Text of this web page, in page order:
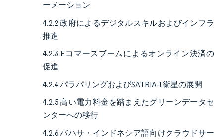
ーメーション
4.2.2 政府によるデジタルスキルおよびインフラ
推進
4.2.3 Eコマースブームによるオンライン決済の
促進
4.2.4 パラパリングおよびSATRIA-1衛星の展開
4.2.5 高い電力料金を踏まえたグリーンデータセ
ンターへの移行
4.2.6 バハサ・インドネシア語向けクラウドサー